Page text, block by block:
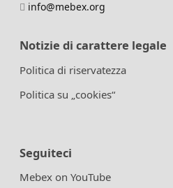
info@mebex.org
Notizie di carattere legale
Politica di riservatezza
Politica su „cookies“
Seguiteci
Mebex on YouTube